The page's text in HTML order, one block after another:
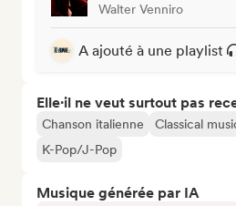
Walter Venniro
A ajouté à une playlist
Elle·il ne veut surtout pas
Chanson italienne Classical
K-Pop/J-Pop
Musique générée par IA